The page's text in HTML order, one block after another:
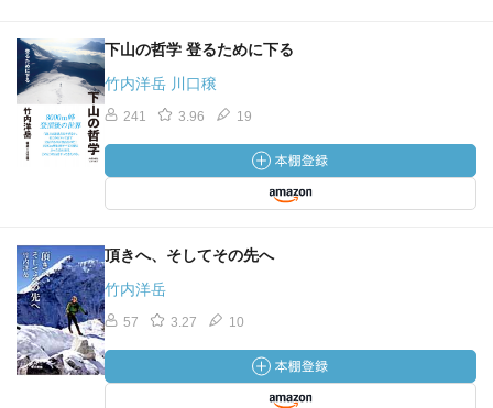
下山の哲学 登るために下る
竹内洋岳 川口穣
241 3.96 19
頂きへ、そしてその先へ
竹内洋岳
57 3.27 10